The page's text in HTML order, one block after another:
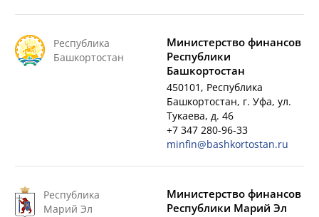
Республика
Башкортостан
Министерство финансов
Республики
Башкортостан
450101, Республика
Башкортостан, г. Уфа, ул.
Тукаева, д. 46
+7 347 280-96-33
minfin@bashkortostan.ru
Республика
Марий Эл
Министерство финансов
Республики Марий Эл